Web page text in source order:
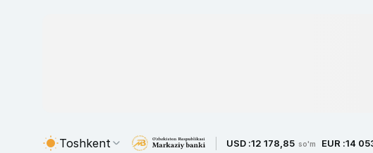
Toshkent USD :12 178,85 so'm EUR :14